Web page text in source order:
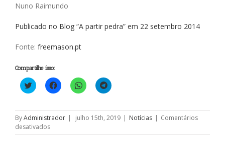
Nuno Raimundo
Publicado no Blog “A partir pedra” em 22 setembro 2014
Fonte: freemason.pt
Compartilhe isso:
Clique
para
Twitter(abre
em
nova
janela)
Clique
para
Facebook(abre
em
nova
Clique
para
WhatsApp(abre
em
nova
Clique
para
Telegram(abre
em
nova
ByAdministrador | julho 15th, 2019 | Notícias | Comentários
desativadosem
A